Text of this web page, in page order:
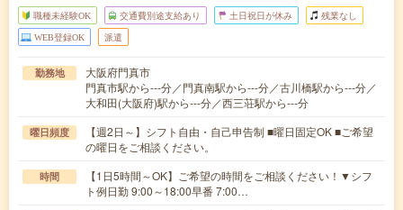
職種未経験OK 交通費別途支給あり 土日祝日が休み 残業なし
WEB登録OK 派遣
勤務地
大阪府門真市
門真市駅から---分／門真南駅から---分／古川橋駅から---分／
大和田(大阪府)駅から---分／西三荘駅から---分
曜日頻度
【週2日～】シフト自由・自己申告制 ■曜日固定OK ■ご希望
の曜日をご相談ください。
時間
【1日5時間～OK】ご希望の時間をご相談ください！▼シフ
ト例日勤 9:00～18:00早番 7:00…